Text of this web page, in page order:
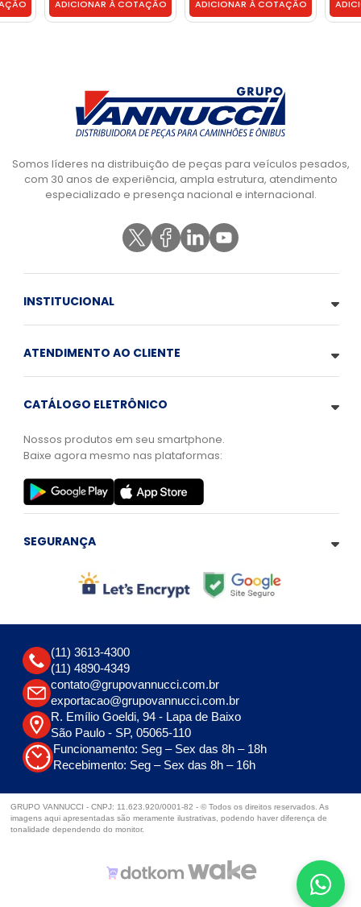
ADICIONAR À COTAÇÃO ADICIONAR À COTAÇÃO
Somos líderes na distribuição de peças para veículos pesados,
com 30 anos de experiência, ampla estrutura, atendimento
especializado e presença nacional e internacional.
INSTITUCIONAL
ATENDIMENTO AO CLIENTE
CATÁLOGO ELETRÔNICO
Nossos produtos em seu smartphone.
Baixe agora mesmo nas plataformas:
SEGURANÇA
(11) 3613-4300
(11) 4890-4349
contato@grupovannucci.com.br
exportacao@grupovannucci.com.br
R. Emílio Goeldi, 94 - Lapa de Baixo
São Paulo - SP, 05065-110
Funcionamento: Seg – Sex das 8h – 18h
Recebimento: Seg – Sex das 8h – 16h
GRUPO VANNUCCI - CNPJ: 11.623.920/0001-82 - © Todos os direitos reservados. As
imagens aqui apresentadas são meramente ilustrativas, podendo haver diferença de
tonalidade dependendo do monitor.